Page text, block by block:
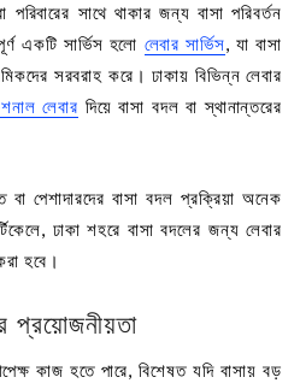
সাথে থাকার জন্য বাসা পরিবর্তন
একটি সার্ভিস হলো লেবার সার্ভিস, যা বাসা
সরবরাহ করে। ঢাকায় বিভিন্ন লেবার
লেবার দিয়ে বাসা বদল বা স্থানান্তরের
বা পেশাদারদের বাসা বদল প্রক্রিয়া অনেক
ঢাকা শহরে বাসা বদলের জন্য লেবার
হবে।
প্রয়োজনীয়তা
কাজ হতে পারে, বিশেষত যদি বাসায় বড়